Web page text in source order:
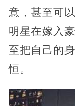
意，甚至可
明星在嫁入
至把自己的
恒。